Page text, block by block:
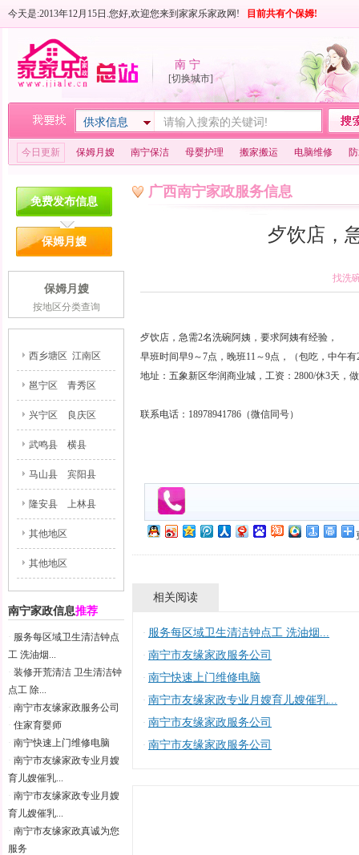
今天是:2013年12月15日.您好,欢迎您来到家家乐家政网! 目前共有个保姆!
南 宁
[切换城市]
供求信息
今日更新 保姆月嫂 南宁保洁 母婴护理 搬家搬运 电脑维修
免费发布信息
保姆月嫂
保姆月嫂
按地区分类查询
西乡塘区 江南区
邕宁区 青秀区
兴宁区 良庆区
武鸣县 横县
马山县 宾阳县
隆安县 上林县
其他地区
其他地区
南宁家政信息推荐
· 服务每区域卫生清洁钟点
工 洗油烟...
· 装修开荒清洁 卫生清洁钟
点工 除...
· 南宁市友缘家政服务公司
· 住家育婴师
· 南宁快速上门维修电脑
· 南宁市友缘家政专业月嫂
育儿嫂催乳...
· 南宁市友缘家政专业月嫂
育儿嫂催乳...
· 南宁市友缘家政真诚为您
服务
广西南宁家政服务信息
歺饮店，
找洗
歺饮店，急需2名洗碗阿姨，要求阿姨有经验，
早班时间早9～7点，晚班11～9点，（包吃，中午
地址：五象新区华润商业城，工资：2800/休3天，
联系电话：18978941786（微信同号）
相关阅读
· 服务每区域卫生清洁钟点工 洗油烟...
· 南宁市友缘家政服务公司
· 南宁快速上门维修电脑
· 南宁市友缘家政专业月嫂育儿嫂催乳...
· 南宁市友缘家政服务公司
· 南宁市友缘家政服务公司